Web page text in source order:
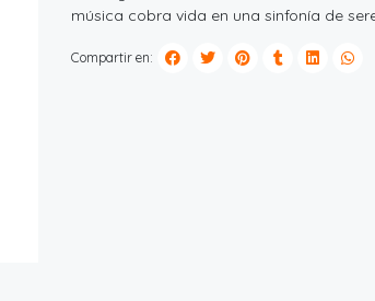
música cobra vida en una sinfonía de
Compartir en: